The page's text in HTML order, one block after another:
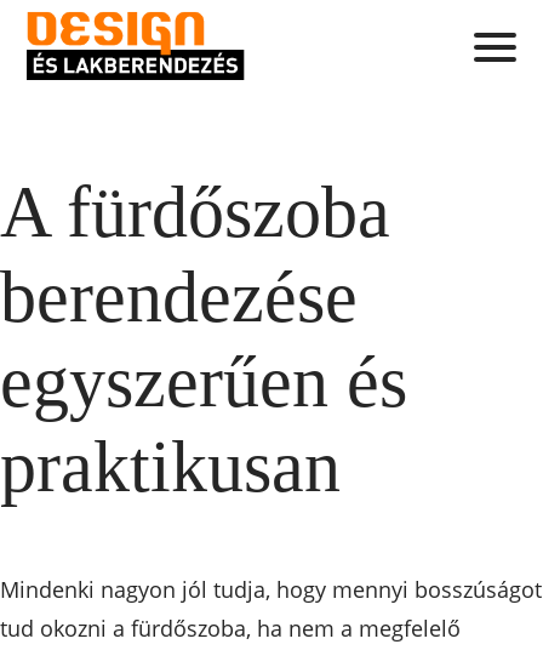
A fürdőszoba
berendezése
egyszerűen és
praktikusan
Mindenki nagyon jól tudja, hogy mennyi bosszúságot
tud okozni a fürdőszoba, ha nem a megfelelő